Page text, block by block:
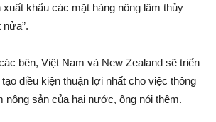
khẩu các mặt hàng nông lâm thủ‌y
bên, Việt Nam và New Zealand sẽ triển
điều kiện thuận lợi nhất cho việc thông
nông sả‌n của hai nước, ông nói thêm.